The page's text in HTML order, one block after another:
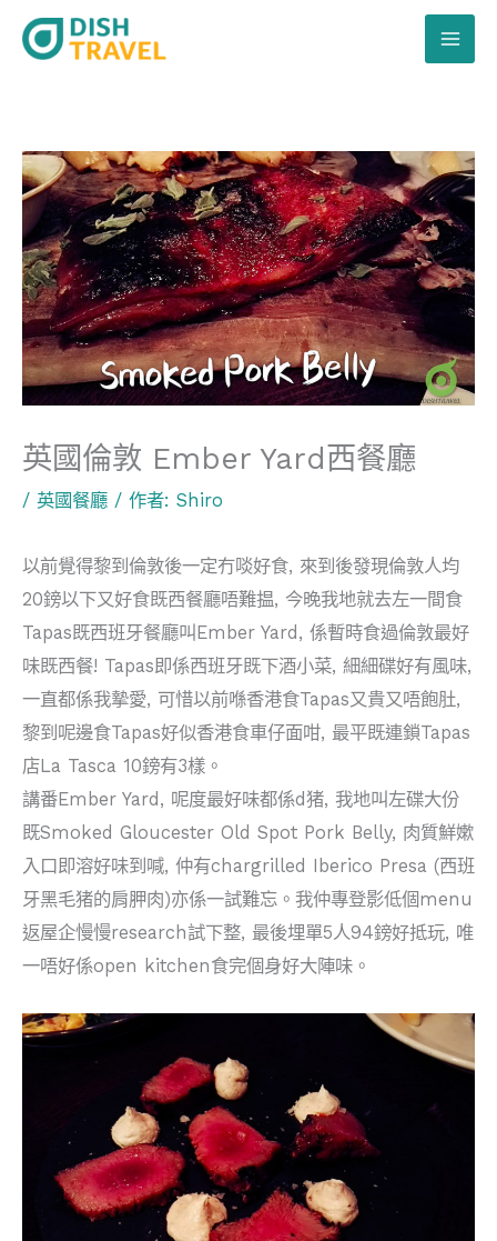
英國倫敦 Ember Yard西餐廳
/ 英國餐廳 / 作者: Shiro
以前覺得黎到倫敦後一定冇啖好食, 來到後發現倫敦人均
20鎊以下又好食既西餐廳唔難揾, 今晚我地就去左一間食
Tapas既西班牙餐廳叫Ember Yard, 係暫時食過倫敦最好
味既西餐! Tapas即係西班牙既下酒小菜, 細細碟好有風味,
一直都係我摯愛, 可惜以前喺香港食Tapas又貴又唔飽肚,
黎到呢邊食Tapas好似香港食車仔面咁, 最平既連鎖Tapas
店La Tasca 10鎊有3樣。
講番Ember Yard, 呢度最好味都係d猪, 我地叫左碟大份
既Smoked Gloucester Old Spot Pork Belly, 肉質鮮嫰
入口即溶好味到喊, 仲有chargrilled Iberico Presa (西班
牙黑毛猪的肩胛肉)亦係一試難忘。我仲專登影低個menu
返屋企慢慢research試下整, 最後埋單5人94鎊好抵玩, 唯
一唔好係open kitchen食完個身好大陣味。